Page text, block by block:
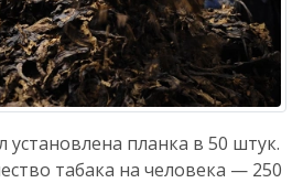
установлена планка в 50 штук.
табака на человека — 250